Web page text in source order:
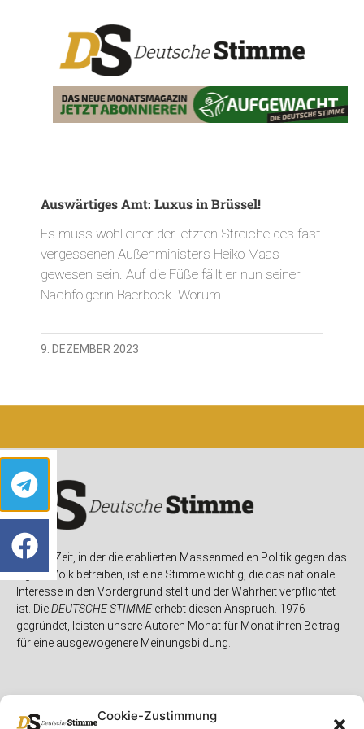
Cookie-Zustimmung
Auswärtiges Amt: Luxus in Brüssel!
Es muss wohl einer der letzten Streiche des fast
vergessenen Außenministers Heiko Maas
gewesen sein. Auf die Füße fällt er nun seiner
Nachfolgerin Baerbock. Worum
9. DEZEMBER 2023
In einer Zeit, in der die etablierten Massenmedien Politik gegen das
eigene Volk betreiben, ist eine Stimme wichtig, die das nationale
Interesse in den Vordergrund stellt und der Wahrheit verpflichtet
ist. DieDEUTSCHE STIMMEerhebt diesen Anspruch. 1976
gegründet, leisten unsere Autoren Monat für Monat ihren Beitrag
für eine ausgewogenere Meinungsbildung.